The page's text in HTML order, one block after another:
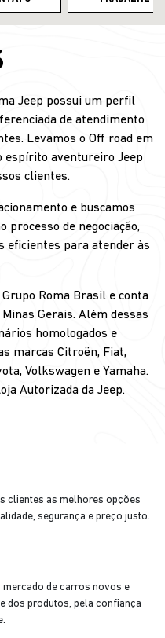
Jeep possui um perfil
de atendimento
Levamos o Off road em
espírito aventureiro Jeep
clientes.
e buscamos
processo de negociação,
eficientes para atender às
Roma Brasil e conta
Gerais. Além dessas
homologados e
marcas Citroën, Fiat,
Volkswagen e Yamaha.
Autorizada da Jeep.
clientes as melhores opções
segurança e preço justo.
de carros novos e
dos produtos, pela confiança